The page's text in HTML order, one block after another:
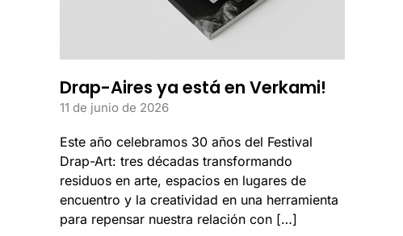
Drap-Aires ya está en Verkami!
11 de junio de 2026
Este año celebramos 30 años del Festival
Drap-Art: tres décadas transformando
residuos en arte, espacios en lugares de
encuentro y la creatividad en una herramienta
para repensar nuestra relación con […]